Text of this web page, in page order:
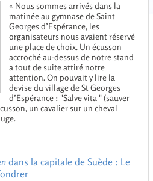
« Nous sommes arrivés dans la
matinée au gymnase de Saint
Georges d’Espérance, les
organisateurs nous avaient réservé
une place de choix. Un écusson
accroché au-dessus de notre stand
a tout de suite attiré notre
attention. On pouvait y lire la
devise du village de St Georges
d’Espérance : "Salve vita " (sauver
un cavalier sur un cheval
dans la capitale de Suède : Le